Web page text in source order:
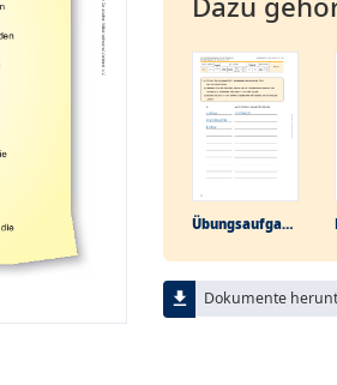
Übungs­aufgabe
file_download Dokumente